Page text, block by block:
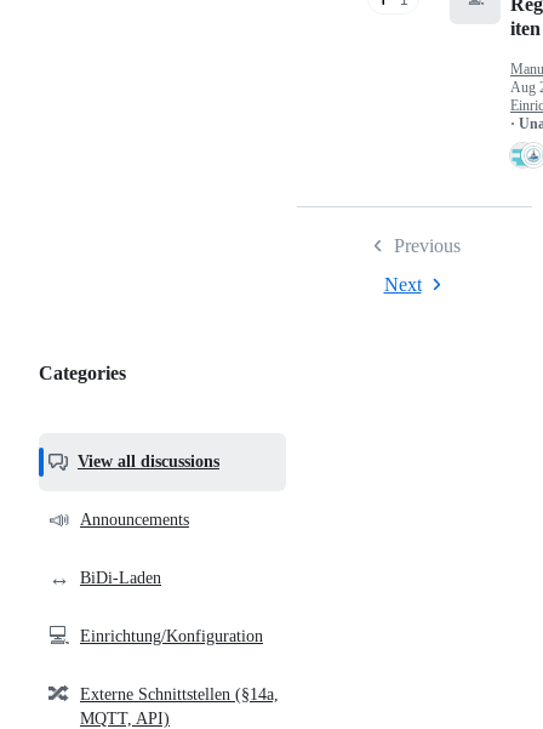
Categories,
helpful,
and
community
Categories
View all discussions
📣 Announcements
↔️ BiDi-Laden
💻 Einrichtung/Konfiguration
🔀 Externe Schnittstellen (§14a,
MQTT, API)
iten
Aug
·
Previous
Next